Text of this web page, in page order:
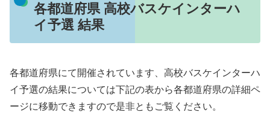
各都道府県 高校バスケインターハ
イ予選 結果
各都道府県にて開催されています、高校バスケインターハ
イ予選の結果については下記の表から各都道府県の詳細ペ
ージに移動できますので是非ともご覧ください。